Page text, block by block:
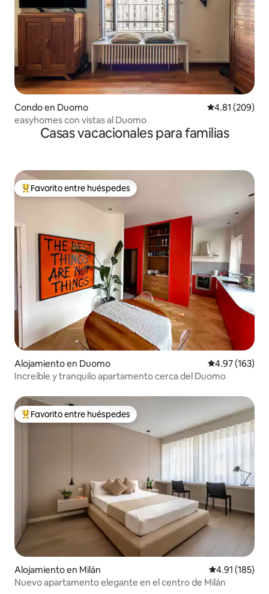
Condo en Duomo Calificación
4.81 (209)
easyhomes con vistas al Duomo
Casas vacacionales para familias
Favorito entre huéspedes preferido
Favorito entre huéspedes
Alojamiento en Duomo Calificación
4.97 (163)
Increíble y tranquilo apartamento cerca del Duomo
Favorito entre huéspedes preferido
Favorito entre huéspedes
Alojamiento en Milán Calificación
4.91 (185)
Nuevo apartamento elegante en el centro de Milán